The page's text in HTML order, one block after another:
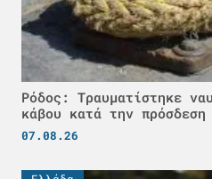
Ρόδος: Τραυματίστηκε
κάβου κατά την πρόσδεση
07.08.26